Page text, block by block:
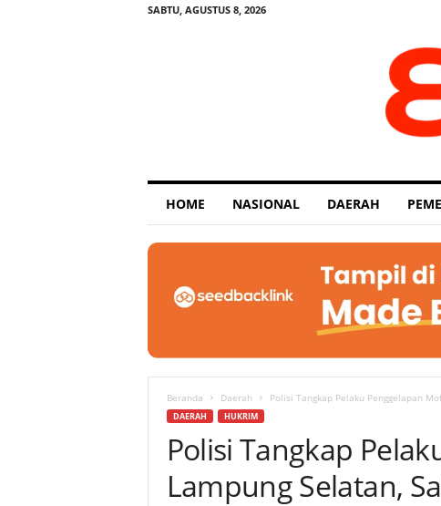
SABTU, AGUSTUS 8, 2026
p
o
HOME NASIONAL DAERAH
Beranda Daerah Polisi Tangkap Pelaku Penggelapan
DAERAH HUKRIM
Polisi Tangkap
Lampung Selatan,